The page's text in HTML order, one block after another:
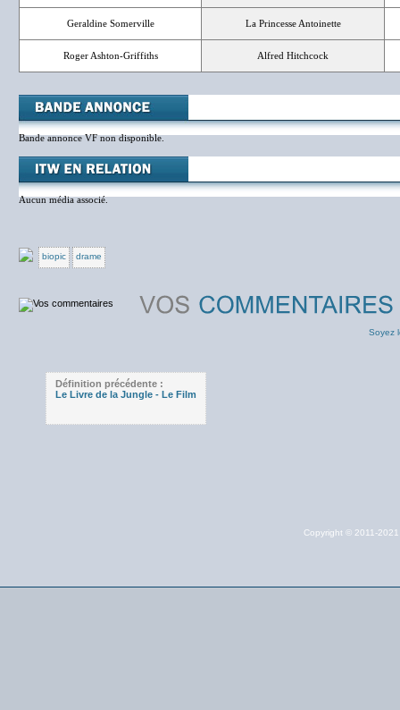
Geraldine Somerville La Princesse Antoinette
Roger Ashton-Griffiths Alfred Hitchcock
Bande annonce VF non disponible.
Aucun média associé.
biopic drame
Soyez
Définition précédente :
Le Livre de la Jungle - Le Film
Copyright © 2011-